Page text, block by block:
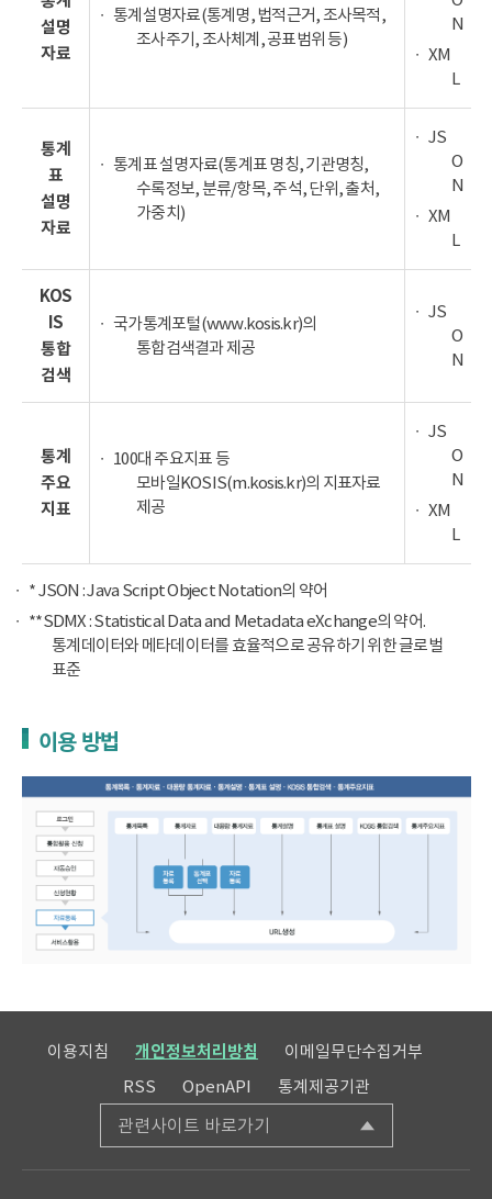
설명
자료
통계설명자료(통계명, 법적근거, 조사목적,
조사주기, 조사체계, 공표범위 등)
N
XM
L
통계
표
설명
자료
통계표 설명자료(통계표 명칭, 기관명칭,
수록정보, 분류/항목, 주석, 단위, 출처,
가중치)
JS
O
N
XM
L
KOS
IS
통합
검색
국가통계포털(www.kosis.kr)의
통합검색결과 제공
JS
O
N
통계
주요
지표
100대 주요지표 등
모바일KOSIS(m.kosis.kr)의 지표자료
제공
JS
O
N
XM
L
* JSON : Java Script Object Notation의 약어
**SDMX : Statistical Data and Metadata eXchange의 약어.
통계데이터와 메타데이터를 효율적으로 공유하기 위한 글로벌
표준
이용 방법
이용지침 개인정보처리방침
이메일무단수집거부
RSS
OpenAPI 통계제공기관
관련사이트 바로가기